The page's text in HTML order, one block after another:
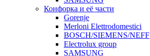
Конфорка и её части
Gorenje
Merloni Elettrodomestici
BOSCH/SIEMENS/NEFF
Electrolux group
SAMSUNG